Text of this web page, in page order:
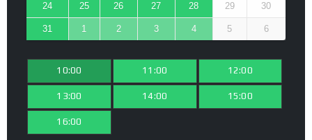
24 25 26 27 28 29 30
31 1 2 3 4 5 6
10:00 11:00 12:00
13:00 14:00 15:00
16:00